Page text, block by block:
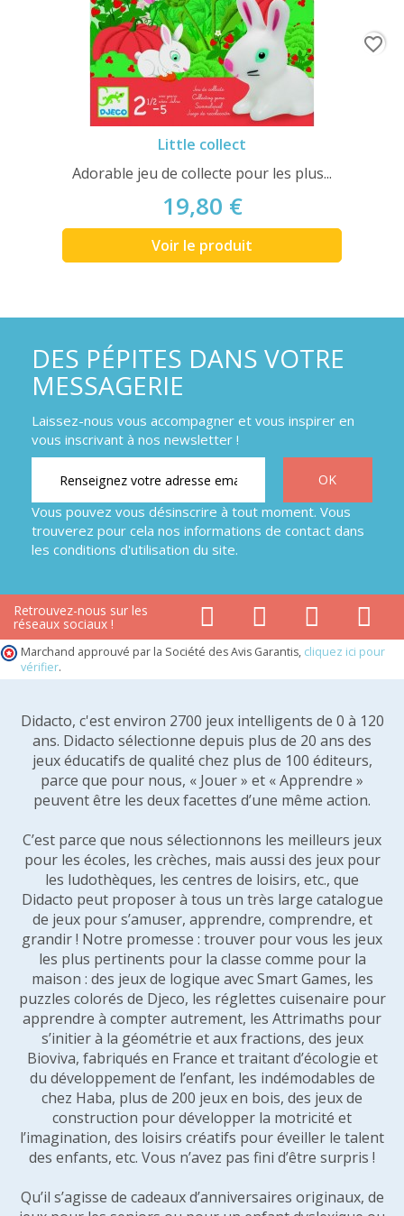
Little collect
Adorable jeu de collecte pour les plus...
19,80 €
Voir le produit
favorite_border
DES PÉPITES DANS VOTRE
MESSAGERIE
Laissez-nous vous accompagner et vous inspirer en
vous inscrivant à nos newsletter !
Vous pouvez vous désinscrire à tout moment. Vous
trouverez pour cela nos informations de contact dans
les conditions d'utilisation du site.
Retrouvez-nous sur les
réseaux sociaux !
Marchand approuvé par la Société des Avis Garantis, cliquez ici pour
vérifier.
Didacto, c'est environ 2700 jeux intelligents de 0 à 120
ans. Didacto sélectionne depuis plus de 20 ans des
jeux éducatifs de qualité chez plus de 100 éditeurs,
parce que pour nous, « Jouer » et « Apprendre »
peuvent être les deux facettes d’une même action.
C’est parce que nous sélectionnons les meilleurs jeux
pour les écoles, les crèches, mais aussi des jeux pour
les ludothèques, les centres de loisirs, etc., que
Didacto peut proposer à tous un très large catalogue
de jeux pour s’amuser, apprendre, comprendre, et
grandir ! Notre promesse : trouver pour vous les jeux
les plus pertinents pour la classe comme pour la
maison : des jeux de logique avec Smart Games, les
puzzles colorés de Djeco, les réglettes cuisenaire pour
apprendre à compter autrement, les Attrimaths pour
s’initier à la géométrie et aux fractions, des jeux
Bioviva, fabriqués en France et traitant d’écologie et
du développement de l’enfant, les indémodables de
chez Haba, plus de 200 jeux en bois, des jeux de
construction pour développer la motricité et
l’imagination, des loisirs créatifs pour éveiller le talent
des enfants, etc. Vous n’avez pas fini d’être surpris !
Qu’il s’agisse de cadeaux d’anniversaires originaux, de